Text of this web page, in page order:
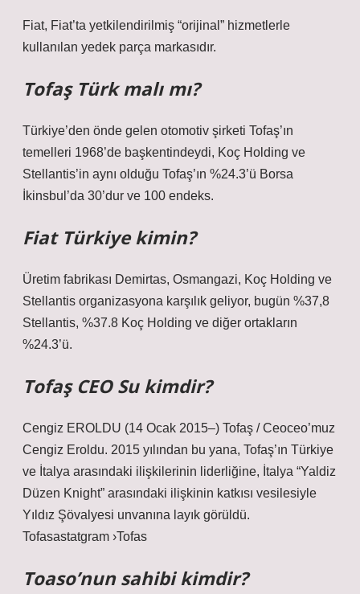
Fiat, Fiat’ta yetkilendirilmiş “orijinal” hizmetlerle
kullanılan yedek parça markasıdır.
Tofaş Türk malı mı?
Türkiye’den önde gelen otomotiv şirketi Tofaş’ın
temelleri 1968’de başkentindeydi, Koç Holding ve
Stellantis’in aynı olduğu Tofaş’ın %24.3’ü Borsa
İkinsbul’da 30’dur ve 100 endeks.
Fiat Türkiye kimin?
Üretim fabrikası Demirtas, Osmangazi, Koç Holding ve
Stellantis organizasyona karşılık geliyor, bugün %37,8
Stellantis, %37.8 Koç Holding ve diğer ortakların
%24.3’ü.
Tofaş CEO Su kimdir?
Cengiz EROLDU (14 Ocak 2015–) Tofaş / Ceoceo’muz
Cengiz Eroldu. 2015 yılından bu yana, Tofaş’ın Türkiye
ve İtalya arasındaki ilişkilerinin liderliğine, İtalya “Yaldiz
Düzen Knight” arasındaki ilişkinin katkısı vesilesiyle
Yıldız Şövalyesi unvanına layık görüldü.
Tofasastatgram ›Tofas
Toaso’nun sahibi kimdir?